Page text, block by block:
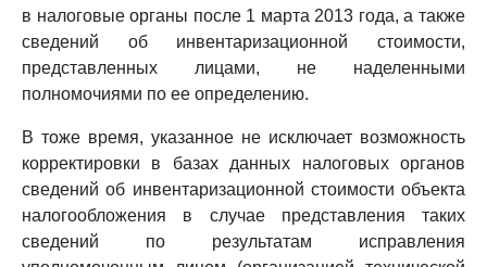
в налоговые органы после 1 марта 2013 года, а также
сведений об инвентаризационной стоимости,
представленных лицами, не наделенными
полномочиями по ее определению.
В тоже время, указанное не исключает возможность
корректировки в базах данных налоговых органов
сведений об инвентаризационной стоимости объекта
налогообложения в случае представления таких
сведений по результатам исправления